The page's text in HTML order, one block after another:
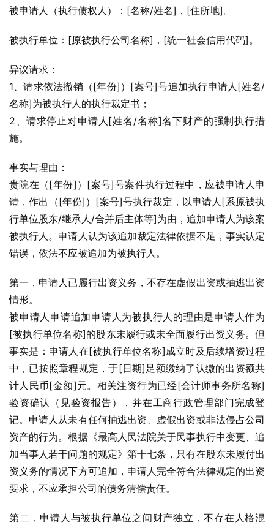
被申请人（执行债权人）：[名称/姓名]，[住所地]。
被执行单位：[原被执行公司名称]，[统一社会信用代码]。
异议请求：
1、请求依法撤销（[年份]）[案号]号追加执行申请人[姓名/
名称]为被执行人的执行裁定书；
2、请求停止对申请人[姓名/名称]名下财产的强制执行措
施。
事实与理由：
贵院在（[年份]）[案号]号案件执行过程中，应被申请人申
请，作出（[年份]）[案号]号执行裁定，以申请人[系原被执
行单位股东/继承人/合并后主体等]为由，追加申请人为该案
被执行人。申请人认为该追加裁定法律依据不足，事实认定
错误，依法不应被追加为被执行人。
第一，申请人已履行出资义务，不存在虚假出资或抽逃出资
情形。
被申请人申请追加申请人为被执行人的理由是申请人作为
[被执行单位名称]的股东未履行或未全面履行出资义务。但
事实是：申请人在[被执行单位名称]成立时及后续增资过程
中，已按照章程规定，于[日期]足额缴纳了认缴的出资额共
计人民币[金额]元。相关注资行为已经[会计师事务所名称]
验资确认（见验资报告），并在工商行政管理部门完成登
记。申请人从未有任何抽逃出资、虚假出资或非法侵占公司
资产的行为。根据《最高人民法院关于民事执行中变更、追
加当事人若干问题的规定》第十七条，只有在股东未履付出
资义务的情况下方可追加，申请人完全符合法律规定的出资
要求，不应承担公司的债务清偿责任。
第二，申请人与被执行单位之间财产独立，不存在人格混